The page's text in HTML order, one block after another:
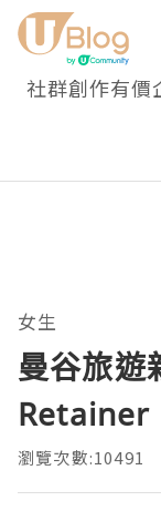
社群創作有價
女生
曼谷旅遊
Retainer
瀏覽次數:10491